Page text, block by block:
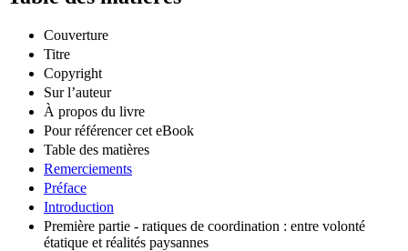
Couverture
Titre
Copyright
Sur l’auteur
À propos du livre
Pour référencer cet eBook
Table des matières
Remerciements
Préface
Introduction
Première partie - ratiques de coordination : entre volonté
étatique et réalités paysannes